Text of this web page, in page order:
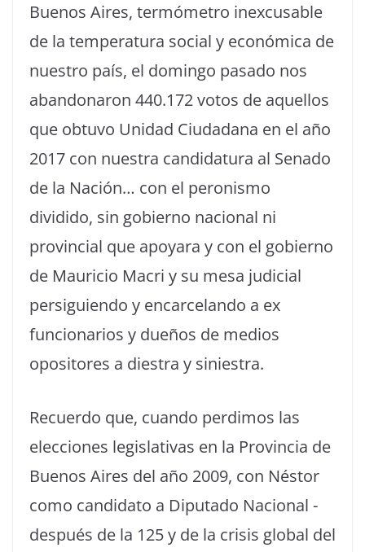
Buenos Aires, termómetro inexcusable
de la temperatura social y económica de
nuestro país, el domingo pasado nos
abandonaron 440.172 votos de aquellos
que obtuvo Unidad Ciudadana en el año
2017 con nuestra candidatura al Senado
de la Nación… con el peronismo
dividido, sin gobierno nacional ni
provincial que apoyara y con el gobierno
de Mauricio Macri y su mesa judicial
persiguiendo y encarcelando a ex
funcionarios y dueños de medios
opositores a diestra y siniestra.
Recuerdo que, cuando perdimos las
elecciones legislativas en la Provincia de
Buenos Aires del año 2009, con Néstor
como candidato a Diputado Nacional -
después de la 125 y de la crisis global del